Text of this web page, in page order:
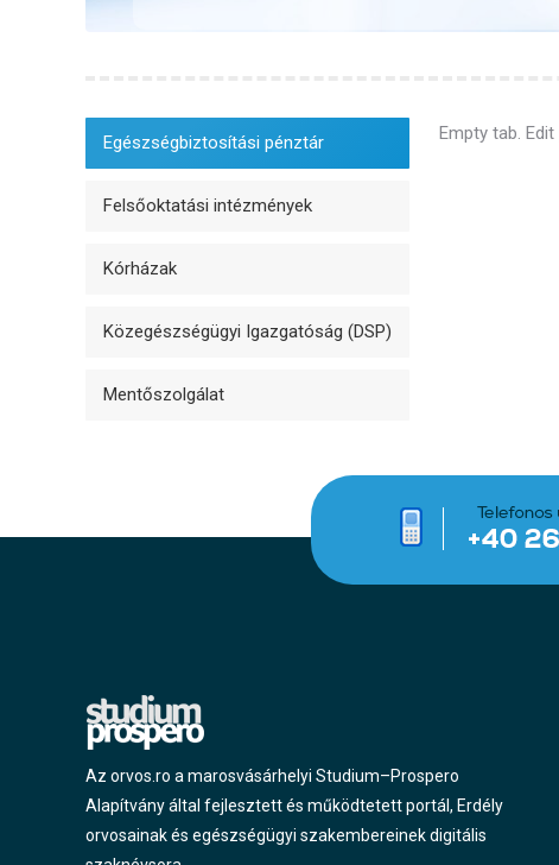
Egészségbiztosítási pénztár
Felsőoktatási intézmények
Kórházak
Közegészségügyi Igazgatóság (DSP)
Mentőszolgálat
Empty tab.
Az orvos.ro a marosvásárhelyi Studium–Prospero
Alapítvány által fejlesztett és működtetett portál, Erdély
orvosainak és egészségügyi szakembereinek digitális